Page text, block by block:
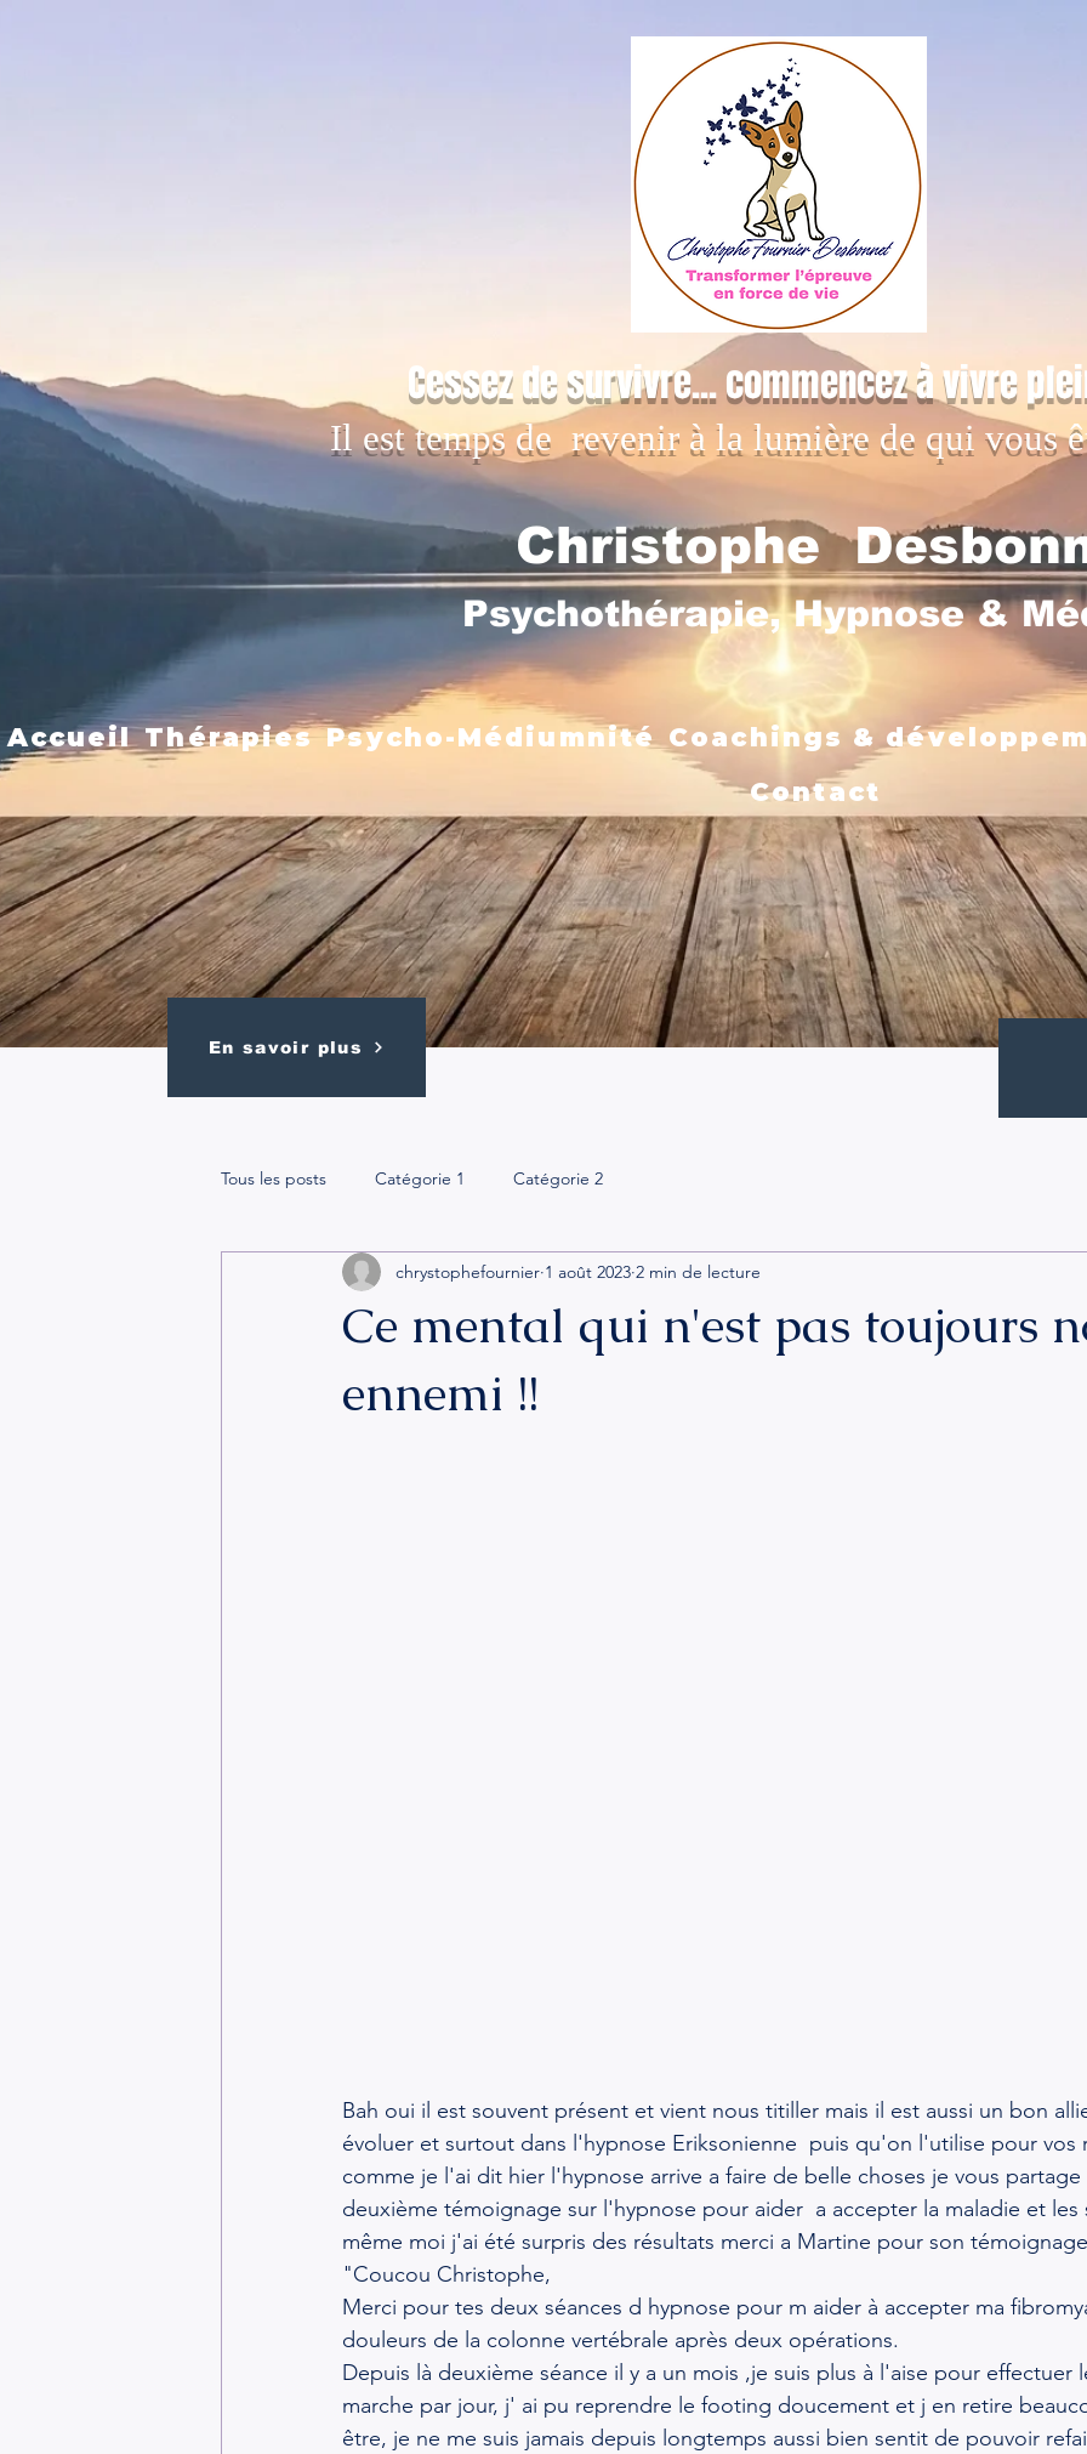
Christophe
Cessez de survivre... commencez à vivre
Il est temps de revenir à la lumière de qui vous
En savoir plus
Accueil Thérapies Psycho-Médiumnité Coachings &
Contact
Psychothérapie, Hypnose &
Tous les posts Catégorie 1 Catégorie 2
Ce mental qui n'est pas toujours
ennemi !!
chrystophefournier 1 août 2023 2 min de lecture
Bah oui il est souvent présent et vient nous titiller mais il est aussi un bon
évoluer et surtout dans l'hypnose Eriksonienne  puis qu'on l'utilise pour vos
comme je l'ai dit hier l'hypnose arrive a faire de belle choses je vous
deuxième témoignage sur l'hypnose pour aider  a accepter la maladie et
même moi j'ai été surpris des résultats merci a Martine pour son témoignage
"Coucou Christophe,
Merci pour tes deux séances d hypnose pour m aider à accepter ma
douleurs de la colonne vertébrale après deux opérations.
Depuis là deuxième séance il y a un mois ,je suis plus à l'aise pour effectuer
marche par jour, j' ai pu reprendre le footing doucement et j en retire
être, je ne me suis jamais depuis longtemps aussi bien sentit de pouvoir